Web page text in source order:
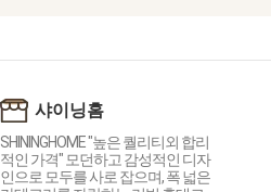
샤이닝홈
SHININGHOME "높은 퀄리티외 합리
적인 가격" 모던하고 감성적인 디자
인으로 모두를 사로 잡으며, 폭 넓은